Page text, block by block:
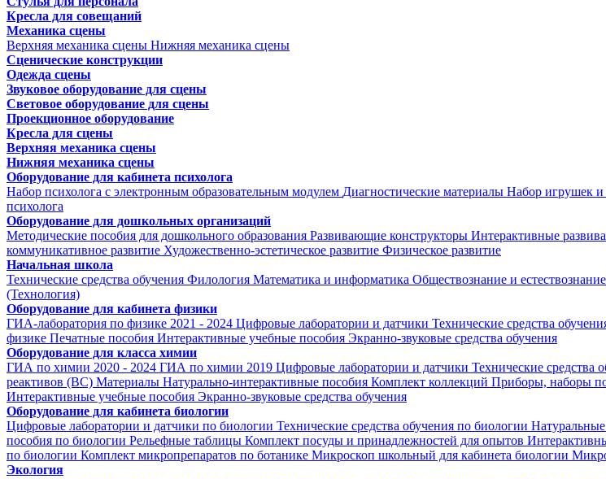
Кресла для совещаний
Механика сцены
Верхняя механика сцены Нижняя механика сцены
Сценические конструкции
Одежда сцены
Звуковое оборудование для сцены
Световое оборудование для сцены
Проекционное оборудование
Кресла для сцены
Верхняя механика сцены
Нижняя механика сцены
Оборудование для кабинета психолога
Набор психолога с электронным образовательным модулем Диагностические материалы Набор игрушек и
психолога
Оборудование для дошкольных организаций
Методические пособия для дошкольного образования Развивающие конструкторы Интерактивные
коммуникативное развитие Художественно-эстетическое развитие Физическое развитие
Начальная школа
Технические средства обучения Филология Математика и информатика Обществознание и
(Технология)
Оборудование для кабинета физики
ГИА-лаборатория по физике 2021 - 2024 Цифровые лаборатории и датчики Технические средства
физике Печатные пособия Интерактивные учебные пособия Экранно-звуковые средства обучения
Оборудование для класса химии
ГИА по химии 2020 - 2024 ГИА по химии 2019 Цифровые лаборатории и датчики Технические средства
реактивов (ВС) Материалы Натурально-интерактивные пособия Комплект коллекций Приборы, наборы
Интерактивные учебные пособия Экранно-звуковые средства обучения
Оборудование для кабинета биологии
Цифровые лаборатории и датчики по биологии Технические средства обучения по биологии
пособия по биологии Рельефные таблицы Комплект посуды и принадлежностей для опытов
по биологии Комплект микропрепаратов по ботанике Микроскоп школьный для кабинета биологии
Экология